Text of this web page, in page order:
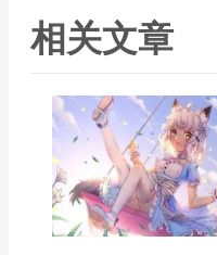
相关文章